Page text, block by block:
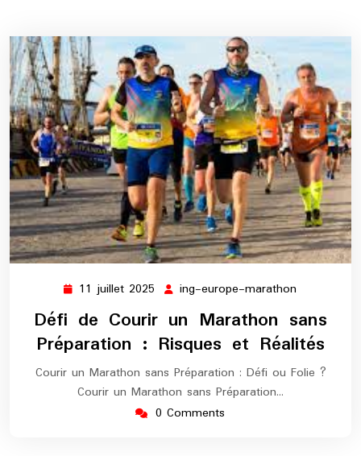
11 juillet 2025 11
2025
ing-europe-marathon
marathon
Défi de Courir un Marathon sans
Préparation : Risques et Réalités
Courir un Marathon sans Préparation : Défi ou Folie ?
Courir un Marathon sans Préparation…
0 Comments